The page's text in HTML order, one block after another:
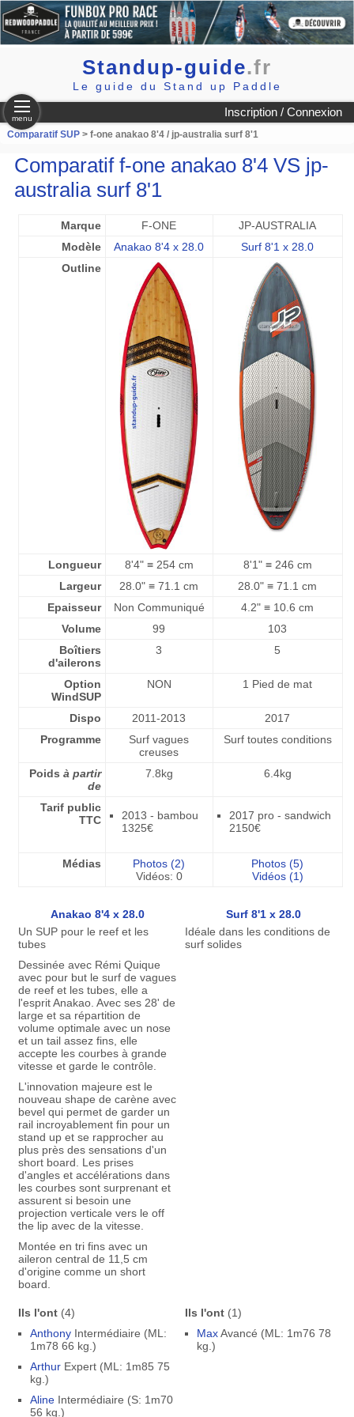
Standup-guide.fr
Le guide du Stand up Paddle
Inscription / Connexion
menu
Comparatif SUP > f-one anakao 8'4 / jp-australia surf 8'1
Comparatif f-one anakao 8'4 VS jp-
australia surf 8'1
Marque F-ONE
JP-AUSTRALIA
Modèle
Anakao 8'4 x 28.0
Surf 8'1 x 28.0
Outline
Longueur 8'4" ≡ 254 cm
8'1" ≡ 246 cm
Largeur
28.0" ≡ 71.1 cm
28.0" ≡ 71.1 cm
Epaisseur
Non Communiqué
4.2" ≡ 10.6 cm
Volume
99
103
Boîtiers
d'ailerons
3 5
Option
WindSUP
NON 1 Pied de mat
Dispo 2011-2013
2017
Programme
Surf vagues
creuses
Surf toutes conditions
Poids à partir
de
7.8kg 6.4kg
Tarif public
TTC
2013 - bambou
1325€
2017 pro - sandwich
2150€
Médias
Photos (2)
Vidéos: 0
Photos (5)
Vidéos (1)
Anakao 8'4 x 28.0
Surf 8'1 x 28.0
Un SUP pour le reef et les
tubes
Dessinée avec Rémi Quique
avec pour but le surf de vagues
de reef et les tubes, elle a
l'esprit Anakao. Avec ses 28' de
large et sa répartition de
volume optimale avec un nose
et un tail assez fins, elle
accepte les courbes à grande
vitesse et garde le contrôle.
L'innovation majeure est le
nouveau shape de carène avec
bevel qui permet de garder un
rail incroyablement fin pour un
stand up et se rapprocher au
plus près des sensations d'un
short board. Les prises
d'angles et accélérations dans
les courbes sont surprenant et
assurent si besoin une
projection verticale vers le off
the lip avec de la vitesse.
Montée en tri fins avec un
aileron central de 11,5 cm
d'origine comme un short
board.
Idéale dans les conditions de
surf solides
Ils l'ont(4)
AnthonyIntermédiaire (ML:
1m78 66 kg.)
ArthurExpert (ML: 1m85 75
kg.)
AlineIntermédiaire (S: 1m70
56 kg.)
Ils l'ont(1)
MaxAvancé (ML: 1m76 78
kg.)